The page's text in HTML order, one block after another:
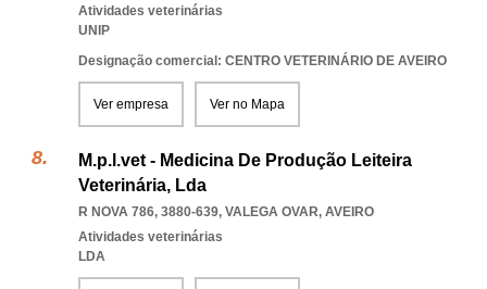
Atividades veterinárias
UNIP
Designação comercial: CENTRO VETERINÁRIO DE AVEIRO
Ver empresa Ver no Mapa
M.p.l.vet - Medicina De Produção Leiteira
Veterinária, Lda
R NOVA 786, 3880-639, VALEGA OVAR, AVEIRO
Atividades veterinárias
LDA